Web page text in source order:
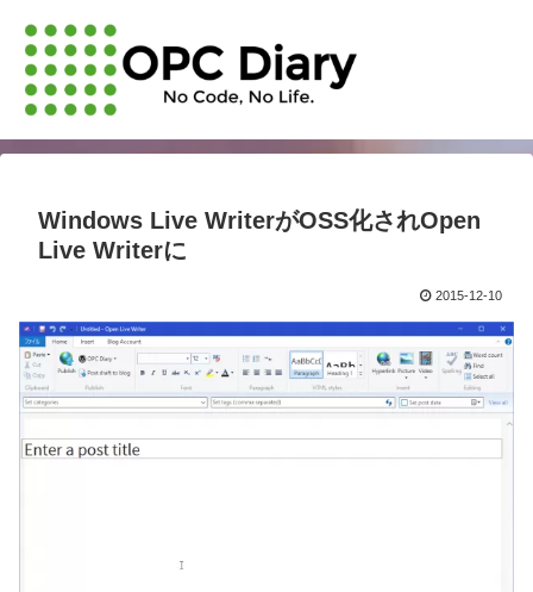
Windows Live WriterがOSS化されOpen
Live Writerに
2015-12-10